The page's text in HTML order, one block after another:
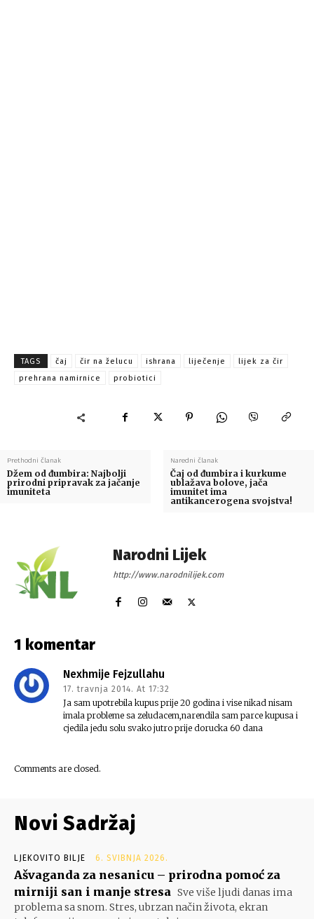
TAGS čaj čir na želucu ishrana liječenje
lijek za čir
prehrana namirnice
probiotici
Prethodni članak
Džem od đumbira: Najbolji
prirodni pripravak za jačanje
imuniteta
Naredni članak
Čaj od đumbira i kurkume
ublažava bolove, jača
imunitet ima
antikancerogena svojstva!
Narodni Lijek
http://www.narodnilijek.com
1 komentar
Nexhmije Fejzullahu
17. travnja 2014. At 17:32
Ja sam upotrebila kupus prije 20 godina i vise nikad nisam
imala probleme sa zeludacem,narendila sam parce kupusa i
cjedila jedu solu svako jutro prije dorucka 60 dana
Comments are closed.
Novi Sadržaj
LJEKOVITO BILJE 6. SVIBNJA 2026.
Ašvaganda za nesanicu – prirodna pomoć za
mirniji san i manje stresa Sve više ljudi danas ima
problema sa snom. Stres, ubrzan način života, ekran